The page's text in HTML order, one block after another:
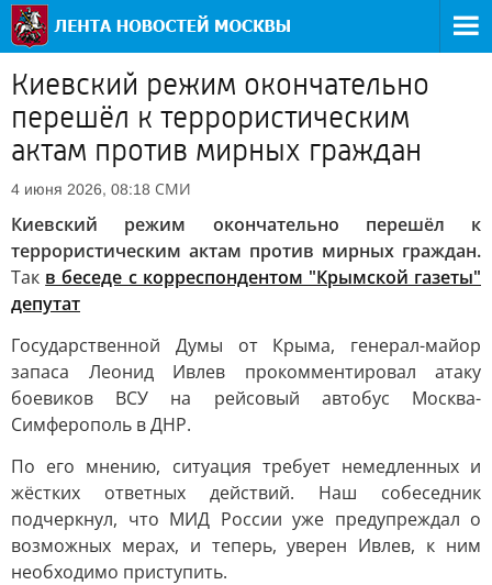
Киевский режим окончательно
перешёл к террористическим
актам против мирных граждан
4 июня 2026, 08:18 СМИ
Киевский режим окончательно перешёл к
террористическим актам против мирных граждан.
Так в беседе с корреспондентом "Крымской газеты"
депутат
Государственной Думы от Крыма, генерал-майор
запаса Леонид Ивлев прокомментировал атаку
боевиков ВСУ на рейсовый автобус Москва-
Симферополь в ДНР.
По его мнению, ситуация требует немедленных и
жёстких ответных действий. Наш собеседник
подчеркнул, что МИД России уже предупреждал о
возможных мерах, и теперь, уверен Ивлев, к ним
необходимо приступить.